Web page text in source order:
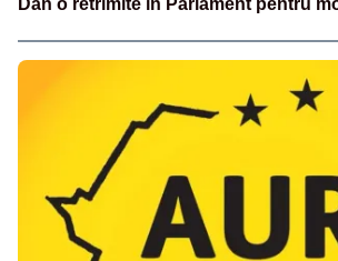
Dan o retrimite în Parlament pentru